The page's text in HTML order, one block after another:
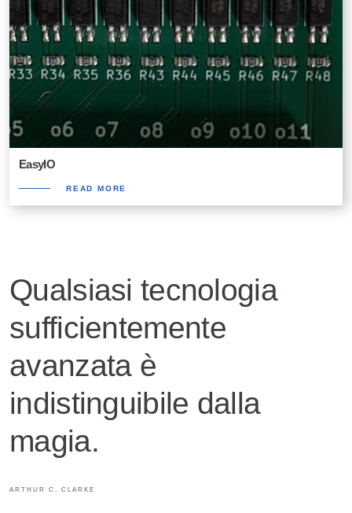
EasyIO
READ MORE
Qualsiasi tecnologia
sufficientemente
avanzata è
indistinguibile dalla
magia.
ARTHUR C. CLARKE